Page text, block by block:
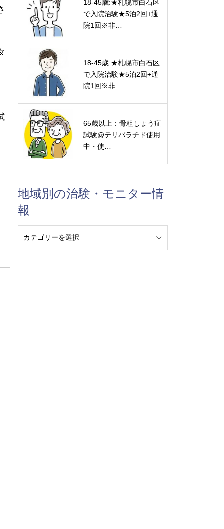
18-45歳:★札幌市白石区
で入院治験★5泊2回+通
院1回※非…
18-45歳:★札幌市白石区
で入院治験★5泊2回+通
院1回※非…
65歳以上：骨粗しょう症
試験@テリパラチド使用
中・使…
地域別の治験・モニター情
報